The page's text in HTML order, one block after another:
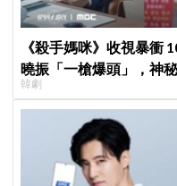
《殺手媽咪》收視暴衝
曉振「一槍爆頭」，神
韓劇